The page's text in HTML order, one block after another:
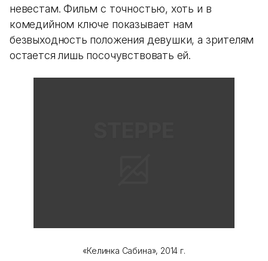
невестам. Фильм с точностью, хоть и в
комедийном ключе показывает нам
безвыходность положения девушки, а зрителям
остается лишь посочувствовать ей.
«Келинка Сабина», 2014 г.